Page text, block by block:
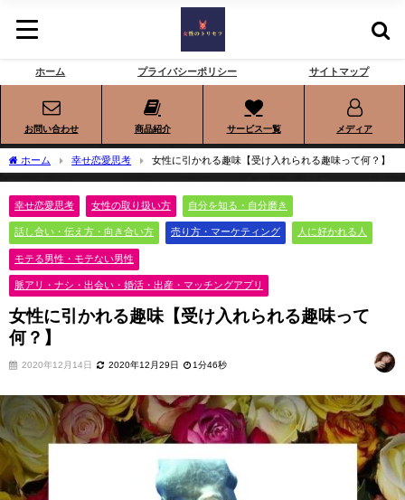
ホーム プライバシーポリシー サイトマップ
お問い合わせ 商品紹介 サービス一覧 メディア
ホーム 幸せ恋愛思考 女性に引かれる趣味【受け入れられる趣味って何？】
幸せ恋愛思考 女性の取り扱い方 自分を知る・自分磨き
話し合い・伝え方・向き合い方 売り方・マーケティング 人に好かれる人
モテる男性・モテない男性
脈アリ・ナシ・出会い・婚活・出産・マッチングアプリ
女性に引かれる趣味【受け入れられる趣味って
何？】
2020年12月14日 2020年12月29日 1分46秒